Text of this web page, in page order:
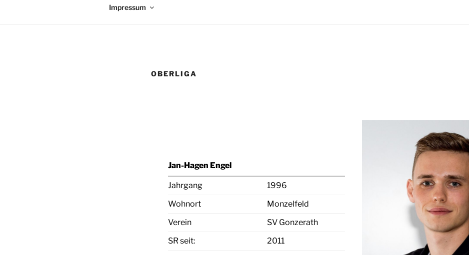
Impressum
OBERLIGA
Jan-Hagen Engel
Jahrgang
1996
Wohnort
Monzelfeld
Verein
SV Gonzerath
SR seit:
2011